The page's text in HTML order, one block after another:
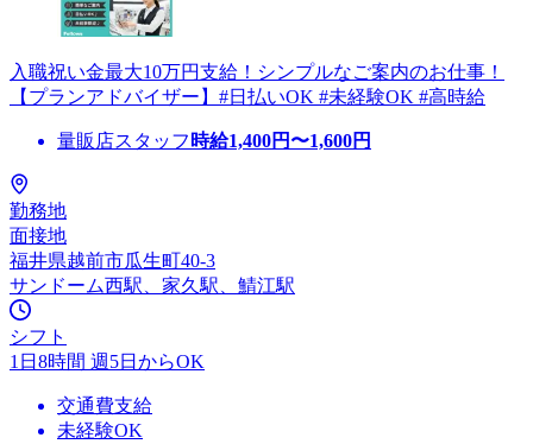
入職祝い金最大10万円支給！シンプルなご案内のお仕事！
【プランアドバイザー】#日払いOK #未経験OK #高時給
量販店スタッフ 時給1,400円〜1,600円
勤務地
面接地
福井県越前市瓜生町40-3
サンドーム西駅、家久駅、鯖江駅
シフト
1日8時間 週5日からOK
交通費支給
未経験OK